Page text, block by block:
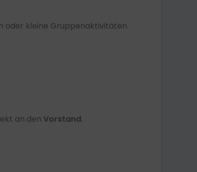
oder kleine Gruppenaktivitäten.
an den Vorstand.